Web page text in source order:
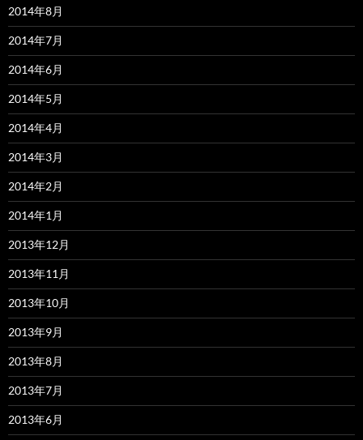
2014年8月
2014年7月
2014年6月
2014年5月
2014年4月
2014年3月
2014年2月
2014年1月
2013年12月
2013年11月
2013年10月
2013年9月
2013年8月
2013年7月
2013年6月